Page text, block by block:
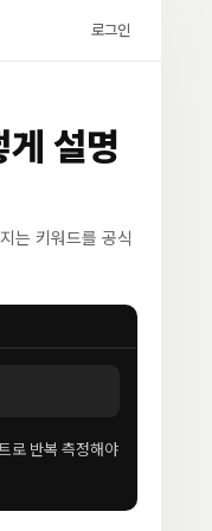
로그인
설명
는 키워드를 공식
로 반복 측정해야